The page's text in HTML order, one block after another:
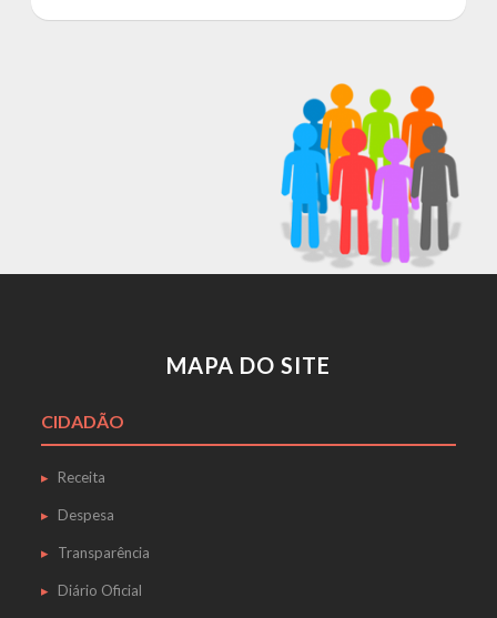
MAPA DO SITE
CIDADÃO
Receita
Despesa
Transparência
Diário Oficial